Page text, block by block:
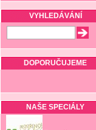
VYHLEDÁVÁNÍ
DOPORUČUJEME
NAŠE SPECIÁLY